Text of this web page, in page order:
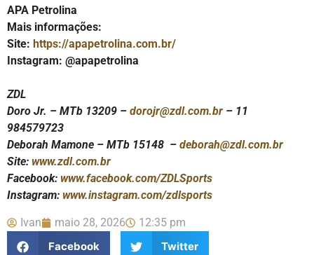
APA Petrolina
Mais informações:
Site: https://apapetrolina.com.br/
Instagram: @apapetrolina
ZDL
Doro Jr. – MTb 13209 – dorojr@zdl.com.br – 11
984579723
Deborah Mamone – MTb 15148 – deborah@zdl.com.br
Site: www.zdl.com.br
Facebook: www.facebook.com/ZDLSports
Instagram: www.instagram.com/zdlsports
Ivan maio 28, 2026
12:35 pm
Facebook
Twitter